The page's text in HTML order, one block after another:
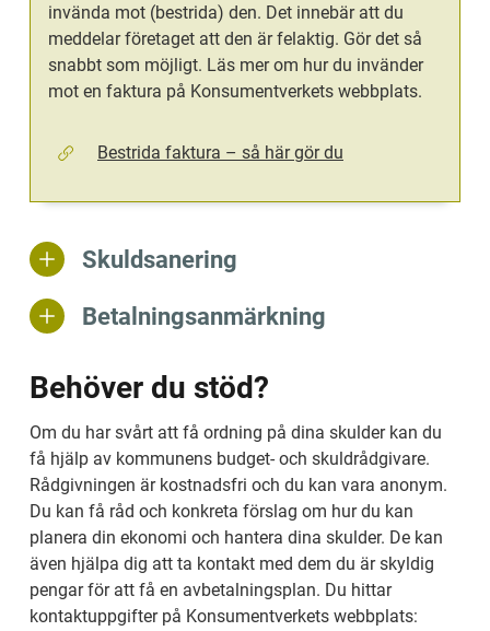
invända mot (bestrida) den. Det innebär att du
meddelar företaget att den är felaktig. Gör det så
snabbt som möjligt. Läs mer om hur du invänder
mot en faktura på Konsumentverkets webbplats.
Bestrida faktura – så här gör du
Skuldsanering
Betalningsanmärkning
Behöver du stöd?
Om du har svårt att få ordning på dina skulder kan du
få hjälp av kommunens budget- och skuldrådgivare.
Rådgivningen är kostnadsfri och du kan vara anonym.
Du kan få råd och konkreta förslag om hur du kan
planera din ekonomi och hantera dina skulder. De kan
även hjälpa dig att ta kontakt med dem du är skyldig
pengar för att få en avbetalningsplan. Du hittar
kontaktuppgifter på Konsumentverkets webbplats: